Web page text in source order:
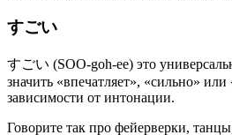
すごい
すごい (SOO-goh-ee) это
значить «впечатляет», «сильно»
зависимости от интонации.
Говорите так про фейерверки,